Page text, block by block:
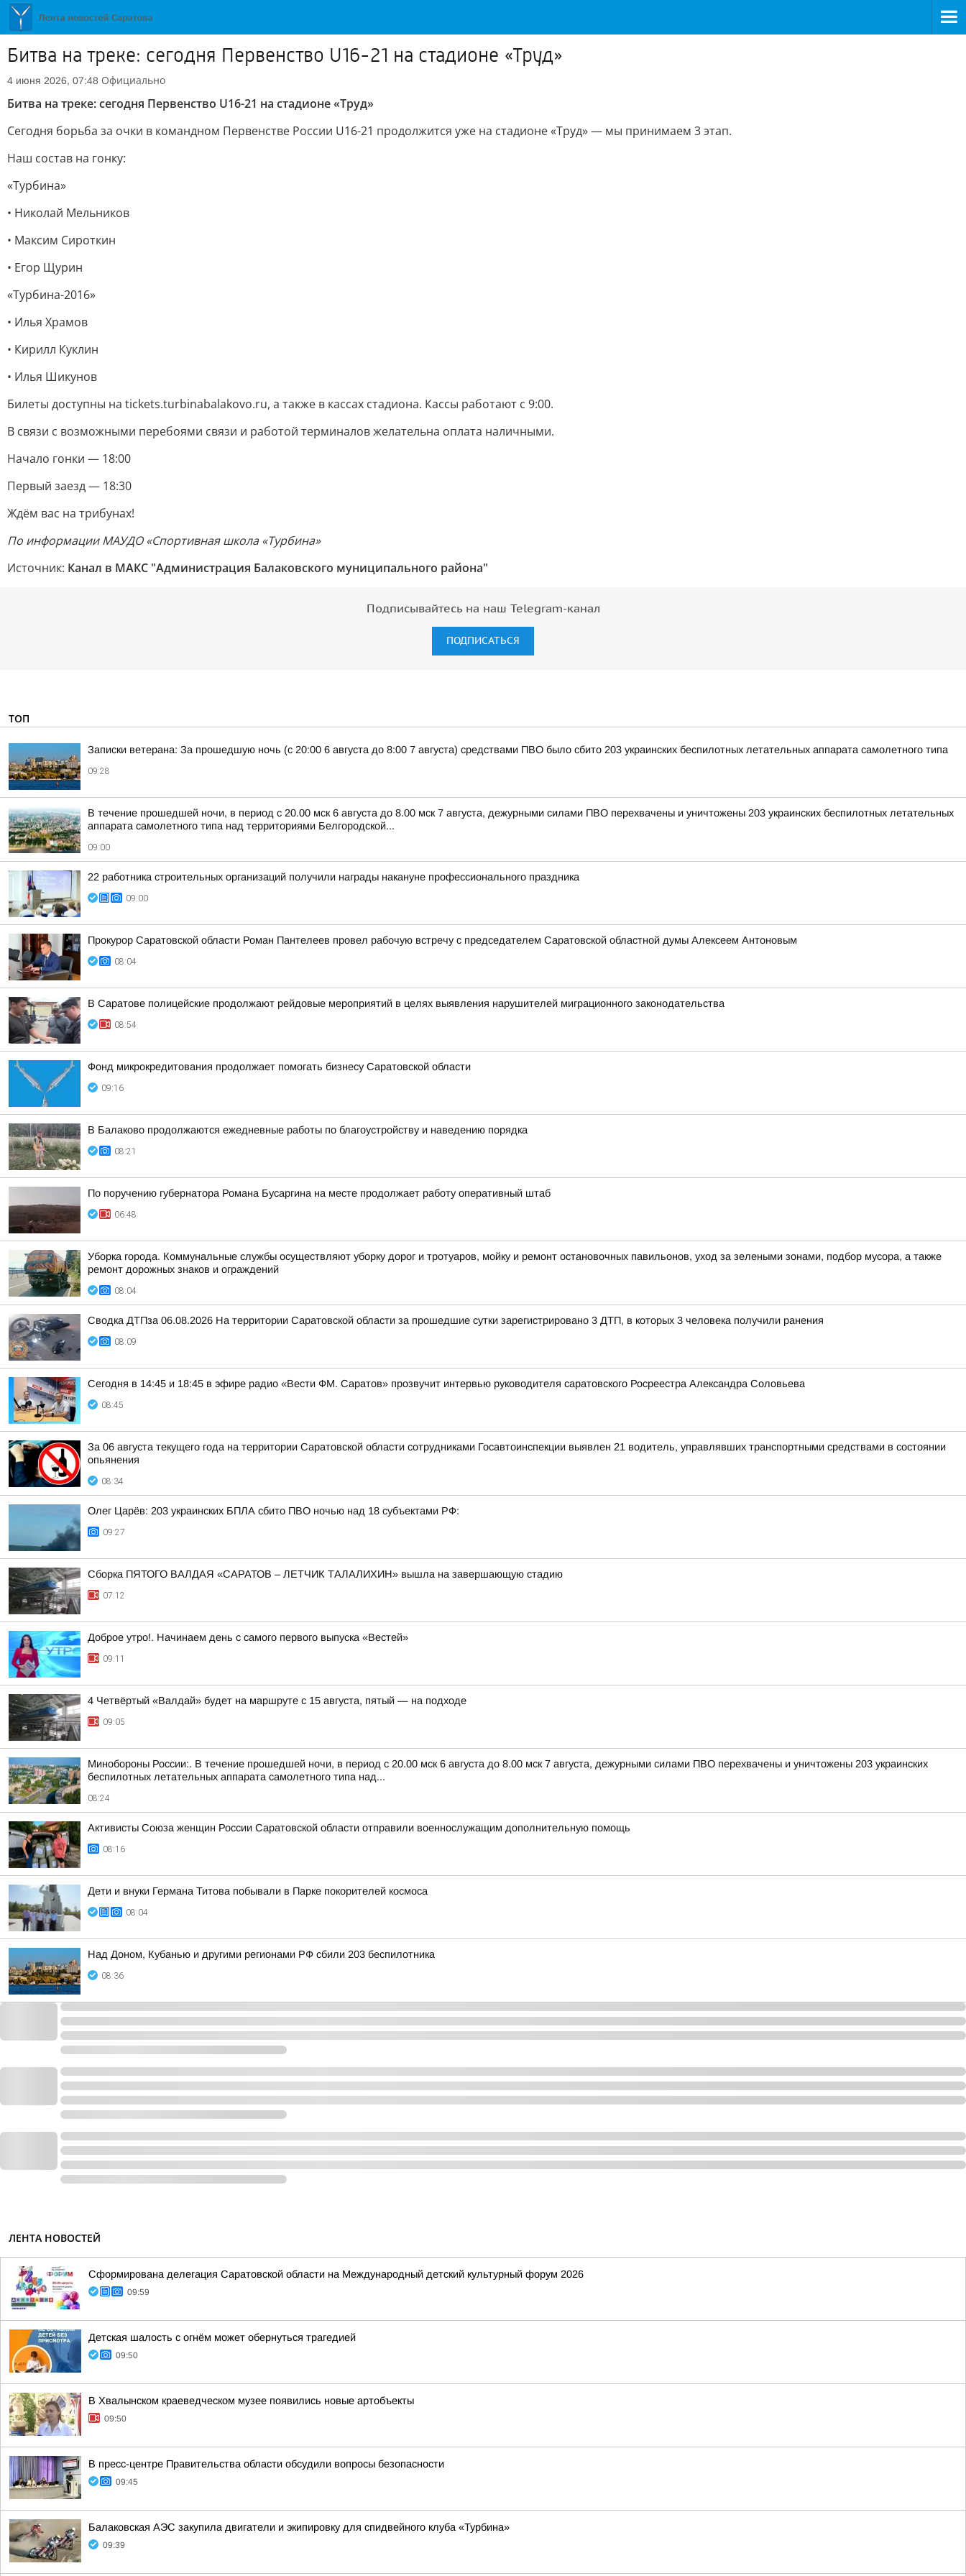
Битва на треке: сегодня Первенство U16-21 на стадионе «Труд»
4 июня 2026, 07:48 Официально
Битва на треке: сегодня Первенство U16-21 на стадионе «Труд»
Сегодня борьба за очки в командном Первенстве России U16-21 продолжится уже на стадионе «Труд» — мы принимаем 3 этап.
Наш состав на гонку:
«Турбина»
• Николай Мельников
• Максим Сироткин
• Егор Щурин
«Турбина-2016»
• Илья Храмов
• Кирилл Куклин
• Илья Шикунов
Билеты доступны на tickets.turbinabalakovo.ru, а также в кассах стадиона. Кассы работают с 9:00.
В связи с возможными перебоями связи и работой терминалов желательна оплата наличными.
Начало гонки — 18:00
Первый заезд — 18:30
Ждём вас на трибунах!
По информации МАУДО «Спортивная школа «Турбина»
Источник: Канал в МАКС "Администрация Балаковского муниципального района"
Подписывайтесь на наш Telegram-канал
ПОДПИСАТЬСЯ
ТОП
Записки ветерана: За прошедшую ночь (с 20:00 6 августа до 8:00 7 августа) средствами ПВО было сбито 203 украинских беспилотных летательных аппарата самолетного типа
09:28
В течение прошедшей ночи, в период с 20.00 мск 6 августа до 8.00 мск 7 августа, дежурными силами ПВО перехвачены и уничтожены 203 украинских беспилотных летательных
аппарата самолетного типа над территориями Белгородской...
09:00
22 работника строительных организаций получили награды накануне профессионального праздника
09:00
Прокурор Саратовской области Роман Пантелеев провел рабочую встречу с председателем Саратовской областной думы Алексеем Антоновым
08:04
В Саратове полицейские продолжают рейдовые мероприятий в целях выявления нарушителей миграционного законодательства
08:54
Фонд микрокредитования продолжает помогать бизнесу Саратовской области
09:16
В Балаково продолжаются ежедневные работы по благоустройству и наведению порядка
08:21
По поручению губернатора Романа Бусаргина на месте продолжает работу оперативный штаб
06:48
Уборка города. Коммунальные службы осуществляют уборку дорог и тротуаров, мойку и ремонт остановочных павильонов, уход за зелеными зонами, подбор мусора, а также
ремонт дорожных знаков и ограждений
08:04
Сводка ДТПза 06.08.2026 На территории Саратовской области за прошедшие сутки зарегистрировано 3 ДТП, в которых 3 человека получили ранения
08:09
Сегодня в 14:45 и 18:45 в эфире радио «Вести ФМ. Саратов» прозвучит интервью руководителя саратовского Росреестра Александра Соловьева
08:45
За 06 августа текущего года на территории Саратовской области сотрудниками Госавтоинспекции выявлен 21 водитель, управлявших транспортными средствами в состоянии
опьянения
08:34
Олег Царёв: 203 украинских БПЛА сбито ПВО ночью над 18 субъектами РФ:
09:27
Сборка ПЯТОГО ВАЛДАЯ «САРАТОВ – ЛЕТЧИК ТАЛАЛИХИН» вышла на завершающую стадию
07:12
Доброе утро!. Начинаем день с самого первого выпуска «Вестей»
09:11
4 Четвёртый «Валдай» будет на маршруте с 15 августа, пятый — на подходе
09:05
Минобороны России:. В течение прошедшей ночи, в период с 20.00 мск 6 августа до 8.00 мск 7 августа, дежурными силами ПВО перехвачены и уничтожены 203 украинских
беспилотных летательных аппарата самолетного типа над...
08:24
Активисты Союза женщин России Саратовской области отправили военнослужащим дополнительную помощь
08:16
Дети и внуки Германа Титова побывали в Парке покорителей космоса
08:04
Над Доном, Кубанью и другими регионами РФ сбили 203 беспилотника
08:36
ЛЕНТА НОВОСТЕЙ
Сформирована делегация Саратовской области на Международный детский культурный форум 2026
09:59
Детская шалость с огнём может обернуться трагедией
09:50
В Хвалынском краеведческом музее появились новые артобъекты
09:50
В пресс-центре Правительства области обсудили вопросы безопасности
09:45
Балаковская АЭС закупила двигатели и экипировку для спидвейного клуба «Турбина»
09:39